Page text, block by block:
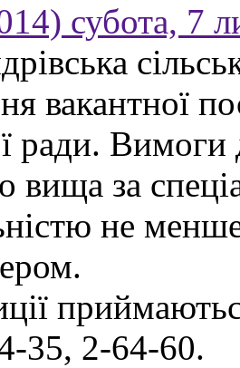
субота, 7
вакантної
ради. Вимоги
вища за
не
35, 2-64-60.